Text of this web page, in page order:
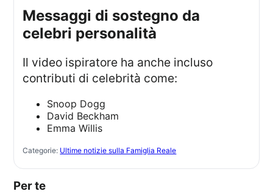
Messaggi di sostegno da
celebri personalità
Il video ispiratore ha anche incluso
contributi di celebrità come:
Snoop Dogg
David Beckham
Emma Willis
Categorie: Ultime notizie sulla Famiglia Reale
Per te